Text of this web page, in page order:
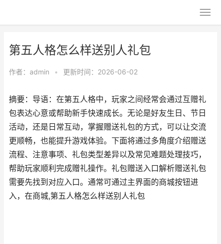
第五人格怎么样送别人礼包
作者： admin • 更新时间：2026-06-02
摘要：导语：在第五人格中，玩家之间经常会通过互赠礼
包表达心意或帮助新手快速成长。无论是好友生日、节日
活动，还是日常互动，掌握赠送礼包的方式，可以让交流
更顺畅，也能提升游戏体验。下面将通过多角度介绍赠送
流程、注意事项、礼包类型差异以及常见难题处理技巧，
帮助玩家顺利完成赠礼操作。礼包赠送入口解析赠送礼包
需要先找到对应入口。通常可通过主界面的商城按钮进
入，在商城,第五人格怎么样送别人礼包